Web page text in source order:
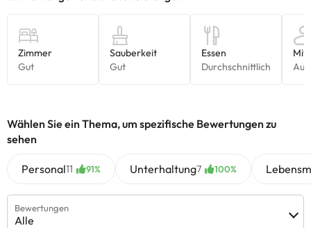
Wählen Sie ein Thema, um spezifische Bewertungen zu
sehen
Personal11 91% Unterhaltung7 100%
Bewertungen
Alle